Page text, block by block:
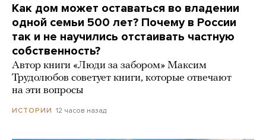
Как дом может оставаться во владении
одной семьи 500 лет? Почему в России
так и не научились отстаивать частную
собственность?
Автор книги «Люди за забором» Максим
Трудолюбов советует книги, которые отвечают
на эти вопросы
ИСТОРИИ 12 часов назад